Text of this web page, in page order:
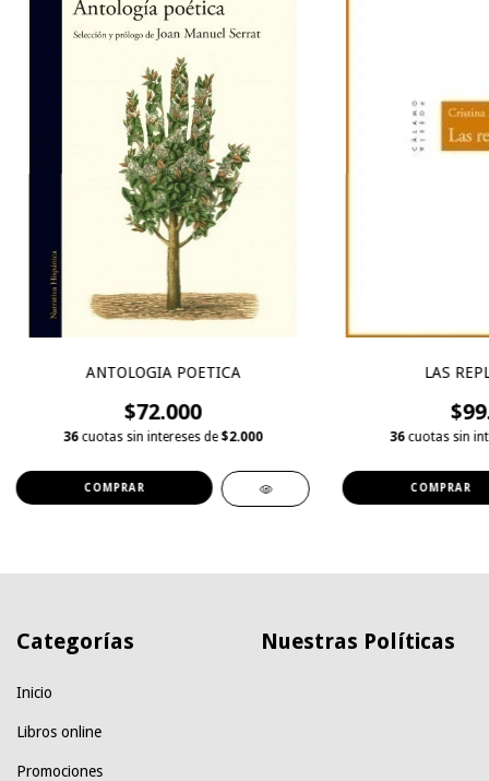
ANTOLOGIA POETICA
$72.000
36 cuotas sin intereses de$2.000
LAS
36 cuotas sin
Categorías
Inicio
Libros online
Promociones
Nuestras Políticas